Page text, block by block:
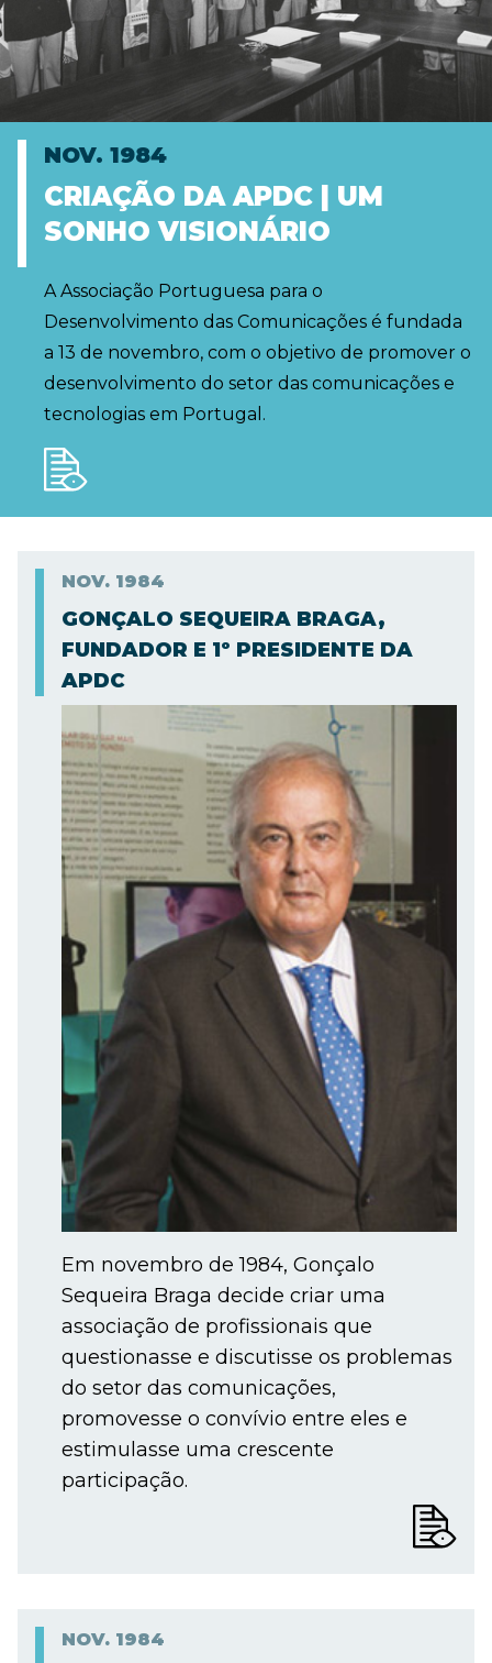
NOV. 1984
CRIAÇÃO DA APDC | UM
SONHO VISIONÁRIO
A Associação Portuguesa para o
Desenvolvimento das Comunicações é fundada
a 13 de novembro, com o objetivo de promover o
desenvolvimento do setor das comunicações e
tecnologias em Portugal.
NOV. 1984
GONÇALO SEQUEIRA BRAGA,
FUNDADOR E 1º PRESIDENTE DA
APDC
Em novembro de 1984, Gonçalo
Sequeira Braga decide criar uma
associação de profissionais que
questionasse e discutisse os problemas
do setor das comunicações,
promovesse o convívio entre eles e
estimulasse uma crescente
participação.
NOV. 1984